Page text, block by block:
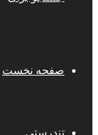
صفحه نخست
تندرستی